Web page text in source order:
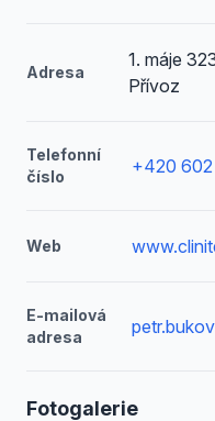
Adresa
1. máje
Přívoz
Telefonní
číslo
+420
Web
E-mailová
adresa
Fotogalerie